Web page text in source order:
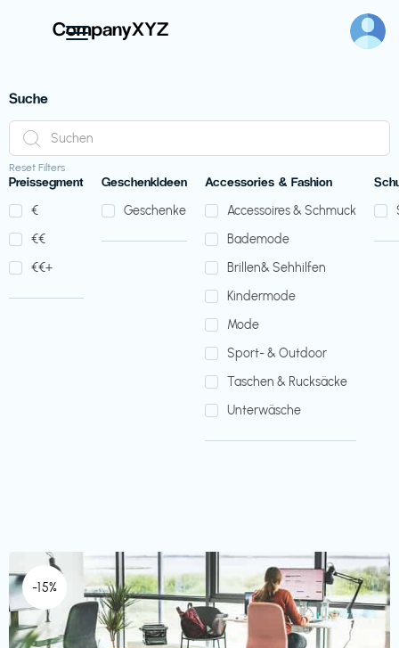
Suche
Reset Filters
Preissegment
€‎
€‎€‎
€‎€‎+
GeschenkIdeen
Geschenke
Accessories & Fashion
Accessoires & Schmuck
Bademode
Brillen& Sehhilfen
Kindermode
Mode
Sport- & Outdoor
Taschen & Rucksäcke
Unterwäsche
-15%